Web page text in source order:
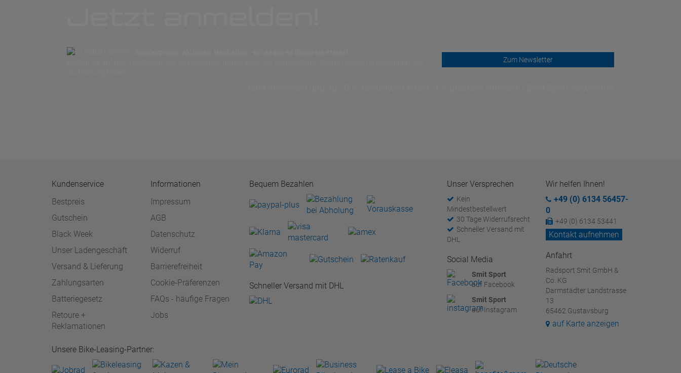
Zum Newsletter
Kundenservice
Bestpreis
Gutschein
Black Week
Unser Ladengeschäft
Versand & Lieferung
Zahlungsarten
Batteriegesetz
Retoure +
Reklamationen
Informationen
Impressum
AGB
Datenschutz
Widerruf
Barrierefreiheit
Cookie-Präferenzen
FAQs - häufige Fragen
Jobs
Bequem Bezahlen
Schneller Versand mit DHL
Unser Versprechen
Kein
Mindestbestellwert
30 Tage Widerrufsrecht
Schneller Versand mit
DHL
Social Media
Smit Sport
auf Facebook
Smit Sport
auf Instagram
Wir helfen Ihnen!
+49 (0) 6134 56457-
0
+49 (0) 6134 53441
Kontakt aufnehmen
Anfahrt
Radsport Smit GmbH &
Co. KG
Darmstädter Landstrasse
13
65462 Gustavsburg
auf Karte anzeigen
Unsere Bike-Leasing-Partner: